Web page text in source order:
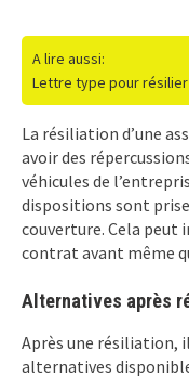
A lire aussi:
Lettre type pour résilier
La résiliation d’une
avoir des
véhicules de
dispositions sont
couverture. Cela peut
contrat avant même
Alternatives après
Après une résiliation,
alternatives